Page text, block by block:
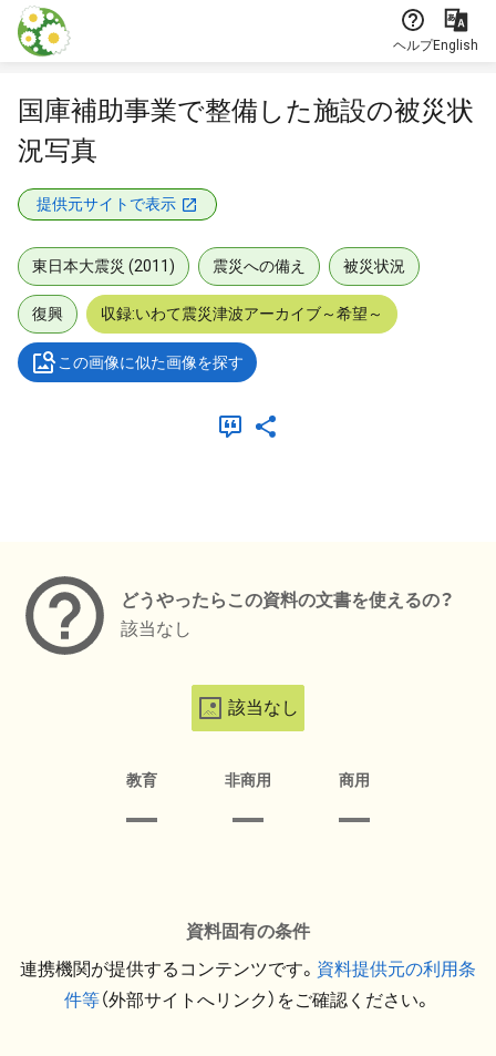
本文に飛ぶ
ヘルプEnglish
国庫補助事業で整備した施設の被災状
況写真
提供元サイトで表示
東日本大震災 (2011) 震災への備え 被災状況
復興 収録:いわて震災津波アーカイブ～希望～
この画像に似た画像を探す
どうやったらこの資料の文書を使えるの？
該当なし
該当なし
教育 非商用 商用
資料固有の条件
連携機関が提供するコンテンツです。 資料提供元の利用条
件等（外部サイトへリンク）をご確認ください。